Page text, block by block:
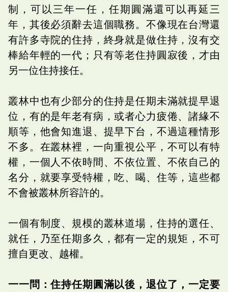
制，可以三年一任，任期圓滿還可以再延三
年，其後必須辭去這個職務。不像現在台灣還
有許多寺院的住持，終身就是做住持，沒有交
棒給年輕的一代；只有等老住持圓寂後，才由
另一位住持接任。
叢林中也有少部分的住持是任期未滿就提早退
位，有的是年老有病，或者心力疲倦、諸緣不
順等，他會知進退、提早下台，不過這種情形
不多。在叢林裡，一向重視公平，不可以有特
權，一個人不依時間、不依位置、不依自己的
名分，就要享受特權，吃、喝、住等，這些都
不會被叢林所容許的。
一個有制度、規模的叢林道場，住持的選任、
就任，乃至任期多久，都有一定的規矩，不可
擅自更改、越權。
一一問：住持任期圓滿以後，退位了，一定要